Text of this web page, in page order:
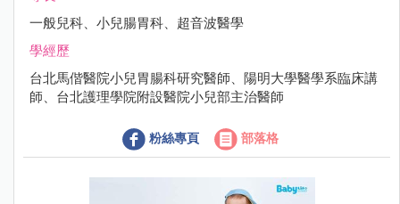
一般兒科、小兒腸胃科、超音波醫學
學經歷
台北馬偕醫院小兒胃腸科研究醫師、陽明大學醫學系臨床講
師、台北護理學院附設醫院小兒部主治醫師
粉絲專頁 部落格